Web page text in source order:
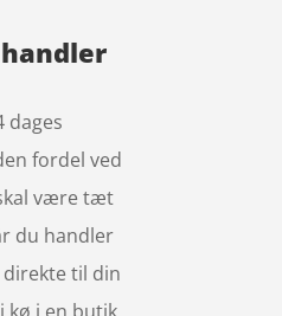
dages
fordel ved
være tæt
du handler
til din